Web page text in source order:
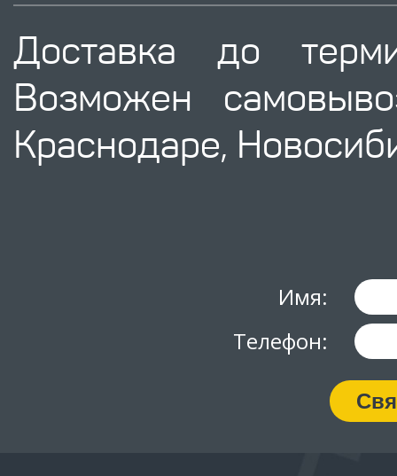
Доставка до
Возможен
Краснодаре,
Имя:
Телефон: